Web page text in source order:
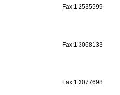
Fax:1 2535599
Fax:1 3068133
Fax:1 3077698